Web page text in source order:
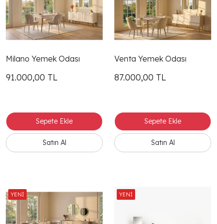
Milano Yemek Odası
91.000,00 TL
Venta Yemek Odası
87.000,00 TL